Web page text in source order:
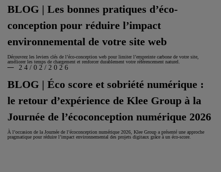
BLOG | Les bonnes pratiques d’éco-
conception pour réduire l’impact
environnemental de votre site web
Découvrez les leviers clés de l’éco‑conception web pour limiter l’empreinte carbone de votre site,
améliorer les temps de chargement et renforcer durablement votre référencement naturel.
BLOG | Éco score et sobriété numérique :
le retour d’expérience de Klee Group à la
Journée de l’écoconception numérique 2026
24/02/2026
À l’occasion de la Journée de l’écoconception numérique 2026, Klee Group a présenté une approche
pragmatique pour réduire l’impact environnemental des projets digitaux grâce à un éco-score.